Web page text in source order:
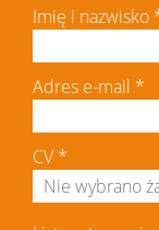
Imię i nazwisko
Adres e-mail *
CV *